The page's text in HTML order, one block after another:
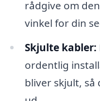
rådgive om
vinkel for din
Skjulte kabler:
ordentlig
bliver skjult,